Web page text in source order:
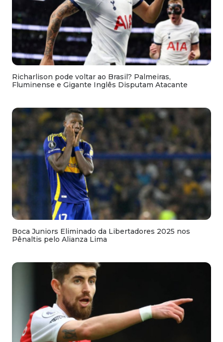
Richarlison pode voltar ao Brasil? Palmeiras,
Fluminense e Gigante Inglês Disputam Atacante
Boca Juniors Eliminado da Libertadores 2025 nos
Pênaltis pelo Alianza Lima